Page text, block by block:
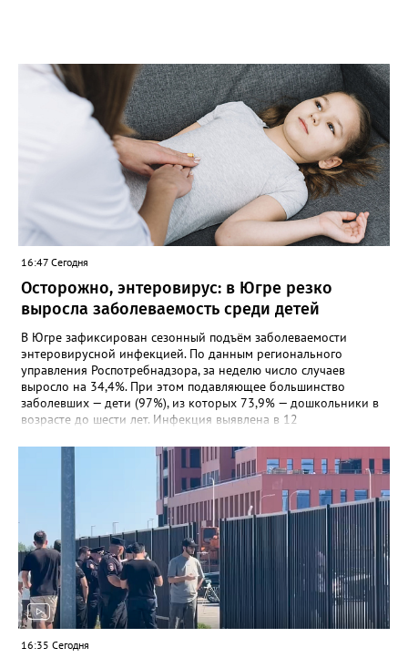
16:47 Сегодня
Осторожно, энтеровирус: в Югре резко
выросла заболеваемость среди детей
В Югре зафиксирован сезонный подъём заболеваемости
энтеровирусной инфекцией. По данным регионального
управления Роспотребнадзора, за неделю число случаев
выросло на 34,4%. При этом подавляющее большинство
заболевших — дети (97%), из которых 73,9% — дошкольники в
возрасте до шести лет. Инфекция выявлена в 12
Нижневартовск, Мегион, Нягань, Лангепас, Радужный, а также
Нижневартовский, Октябрьский, Советский, Сургутский и
Ханты-Мансийский районы. В большинстве случаев болезнь
проявляется в виде высыпаний на слизистой рта и
конечностях. На долю энтеровирусного менингита приходится
5,6% случаев. Лабораторные исследования подтвердили
циркуляцию нескольких типов вирусов Коксаки и эховирусов.
Специалисты напоминают о важности соблюдения правил
личной гигиены и рекомендуют при первых симптомах
обращаться к врачу.
16:35 Сегодня